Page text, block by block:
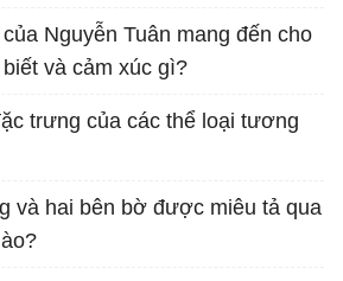
Nguyễn Tuân mang đến cho
và cảm xúc gì?
trưng của các thể loại tương
và hai bên bờ được miêu tả qua